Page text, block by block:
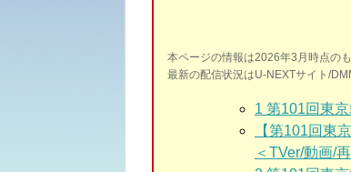
本ページの情報は2026年3月時点のも
最新の配信状況はU-NEXTサイト/
1 第101回東
【第101回東
＜TVer/動画/